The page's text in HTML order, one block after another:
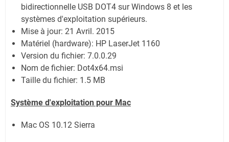
bidirectionnelle USB DOT4 sur Windows 8 et les
systèmes d'exploitation supérieurs.
Mise à jour: 21 Avril. 2015
Matériel (hardware): HP LaserJet 1160
Version du fichier: 7.0.0.29
Nom de fichier: Dot4x64.msi
Taille du fichier: 1.5 MB
Système d'exploitation pour Mac
Mac OS 10.12 Sierra